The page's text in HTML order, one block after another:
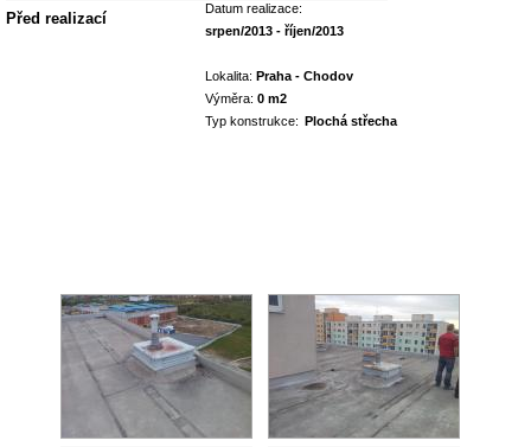
Datum realizace:
srpen/2013 - říjen/2013
Lokalita: Praha - Chodov
Výměra: 0 m2
Typ konstrukce: Plochá střecha
Před realizací